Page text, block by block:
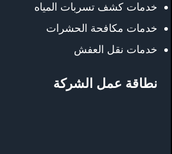
خدمات كشف تسربات المياه
خدمات مكافحة الحشرات
خدمات نقل العفش
نطاقة عمل الشركة